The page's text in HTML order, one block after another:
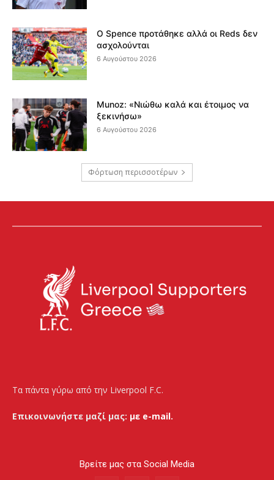
Ο Spence προτάθηκε αλλά οι Reds δεν
ασχολούνται
6 Αυγούστου 2026
Munoz: «Νιώθω καλά και έτοιμος να
ξεκινήσω»
6 Αυγούστου 2026
Φόρτωση περισσοτέρων
Τα πάντα γύρω από την Liverpool F.C.
Επικοινωνήστε μαζί μας: με e-mail.
Βρείτε μας στα Social Media